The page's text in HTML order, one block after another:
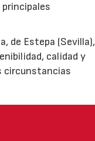
de Estepa (Sevilla),
calidad y
circunstancias